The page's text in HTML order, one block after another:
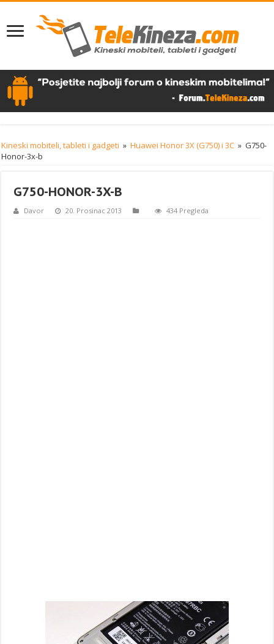
Kineski mobiteli, tableti i gadgeti » Huawei Honor 3X (G750) i 3C » G750-
Honor-3x-b
G750-HONOR-3X-B
Davor 20. Prosinac 2013 434 Pregleda